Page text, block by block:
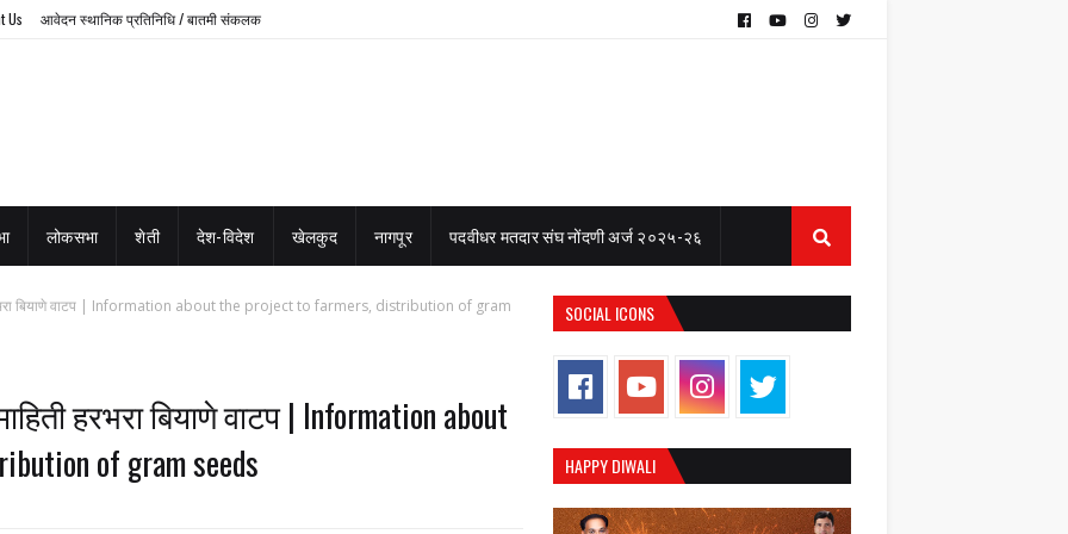
Us आवेदन स्थानिक प्रतिनिधि / बातमी संकलक
लोकसभा शेती देश-विदेश खेलकुद नागपूर पदवीधर मतदार संघ नोंदणी अर्ज २०२५-२६
हरभरा बियाणे वाटप | Information about the project to farmers, distribution of gram
हरभरा बियाणे वाटप | Information about
of gram seeds
SOCIAL ICONS
HAPPY DIWALI